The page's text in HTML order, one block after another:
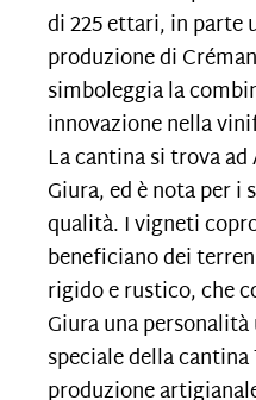
di 225 ettari, in parte
produzione di
simboleggia la
innovazione nella
La cantina si trova
Giura, ed è nota per
qualità. I vigneti
beneficiano dei
rigido e rustico, che
Giura una
speciale della
produzione